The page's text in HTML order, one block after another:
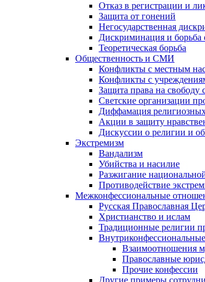
Отказ в регистрации и
Защита от гонений
Негосударственная
Дискриминация и борьба
Теоретическая борьба
Общественность и СМИ
Конфликты с местным
Конфликты с
Защита права на свободу
Светские организации
Диффамация
Акции в защиту
Дискуссии о религии и
Экстремизм
Вандализм
Убийства и насилие
Разжигание
Противодействие
Межконфессиональные
Русская Православная
Христианство и ислам
Традиционные религии
Взаимоотношения
Православные
Прочие конфессии